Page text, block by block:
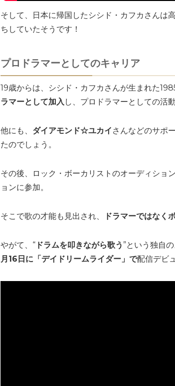
そして、日本に帰国したシシド・カフカさんは
ちしていたそうです！
プロドラマーとしてのキャリア
19歳からは、シシド・カフカさんが生まれた
ラマーとして加入 し、プロドラマーとしての活
他にも、 ダイアモンド☆ユカイ さんなどのサポ
たのでしょう。
その後、ロック・ボーカリストのオーディショ
ョンに参加。
そこで歌の才能も見出され、 ドラマーではなく
やがて、“ ドラムを叩きながら歌う ”という独自
月16日に「デイドリームライダー」で配信デビ